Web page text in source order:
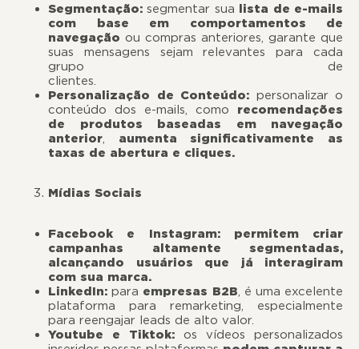
Segmentação:segmentar sua lista de e-mails
com base em comportamentos de
navegação ou compras anteriores, garante que
suas mensagens sejam relevantes para cada
grupo de
clientes.
Personalização de Conteúdo: personalizar o
conteúdo dos e-mails, como recomendações
de produtos baseadas em navegação
anterior, aumenta significativamente as
taxas de abertura e cliques.
Mídias Sociais
Facebook e Instagram: permitem criar
campanhas altamente segmentadas,
alcançando usuários que já interagiram
com sua marca.
LinkedIn: para empresas B2B, é uma excelente
plataforma para remarketing, especialmente
para reengajar leads de alto valor.
Youtube e Tiktok: os vídeos personalizados